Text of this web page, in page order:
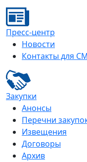
Пресс-центр
Новости
Контакты для
Закупки
Анонсы
Перечни
Извещения
Договоры
Архив